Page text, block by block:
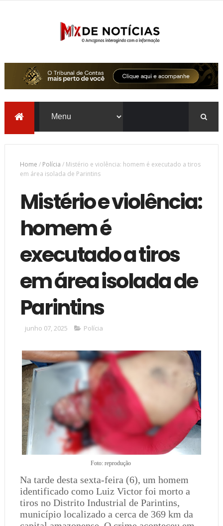
Home / Polícia / Mistério e violência: homem é executado a tiros
em área isolada de Parintins
Mistério e violência:
homem é
executado a tiros
em área isolada de
Parintins
junho 07, 2025 Polícia
Foto: reprodução
Na tarde desta sexta-feira (6), um homem
identificado como Luiz Victor foi morto a
tiros no Distrito Industrial de Parintins,
município localizado a cerca de 369 km da